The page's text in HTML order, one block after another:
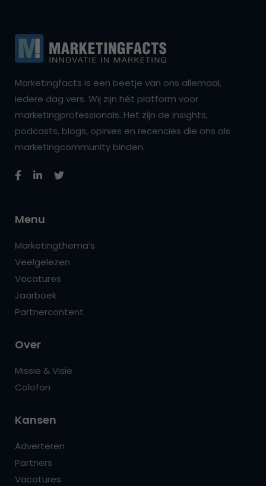
Marketingfacts is een beetje van ons allemaal,
iedere dag vers. Wij zijn hét platform voor
marketingprofessionals. Het zijn de insights,
podcasts, blogs, opinies en recencies die ons als
marketingcommunity binden.
Menu
Marketingthema’s
Veelgelezen
Vacatures
Jaarboek
Partnercontent
Over
Missie & Visie
Colofon
Kansen
Adverteren
Partners
Vacatures